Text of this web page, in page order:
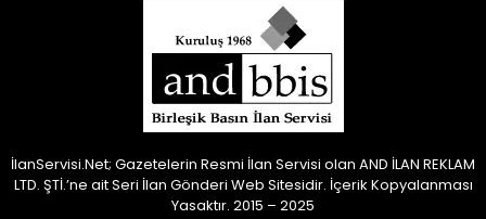
İlanServisi.Net; Gazetelerin Resmi İlan Servisi olan AND İLAN REKLAM
LTD. ŞTİ.’ne ait Seri İlan Gönderi Web Sitesidir. İçerik Kopyalanması
Yasaktır. 2015 – 2025